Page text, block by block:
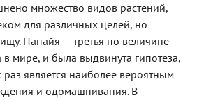
множество видов растений,
для различных целей, но
Папайя — третья по величине
в мире, и была выдвинута гипотеза,
является наиболее вероятным
и одомашнивания. В